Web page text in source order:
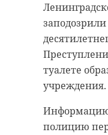
туалете
учреждения.
полицию